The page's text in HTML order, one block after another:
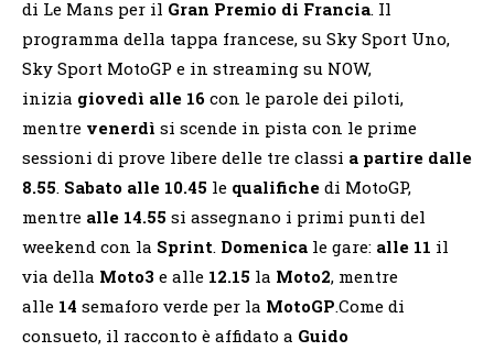
di Le Mans per il Gran Premio di Francia. Il
programma della tappa francese, su Sky Sport Uno,
Sky Sport MotoGP e in streaming su NOW,
inizia giovedì alle 16 con le parole dei piloti,
mentre venerdì si scende in pista con le prime
sessioni di prove libere delle tre classi a partire dalle
8.55. Sabato alle 10.45 le qualifiche di MotoGP,
mentre alle 14.55 si assegnano i primi punti del
weekend con la Sprint. Domenica le gare: alle 11 il
via della Moto3 e alle 12.15 la Moto2, mentre
alle 14 semaforo verde per la MotoGP.Come di
consueto, il racconto è affidato a Guido